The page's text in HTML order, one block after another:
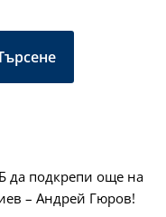
да подкрепи още на
– Андрей Гюров!